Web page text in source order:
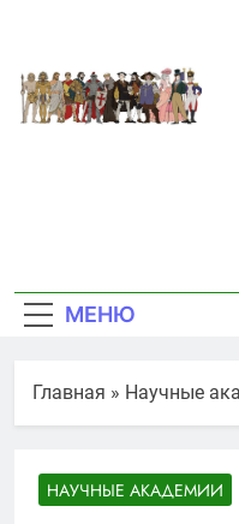
содержимому
МЕНЮ
Главная » Научные
НАУЧНЫЕ АКАДЕМИИ